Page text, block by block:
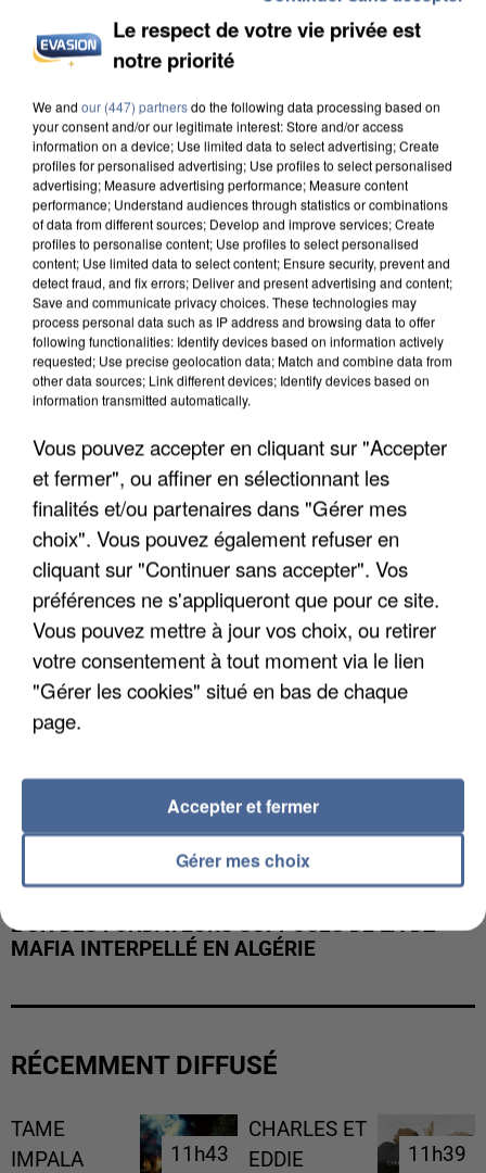
DE SOLIDARITÉ AVEC LES...
APRÈS TOUTES CES CANICULES, LES REFUGES
DE FAUNE SAUVAGE SONT...
L’UN DES FONDATEURS SUPPOSÉS DE LA DZ
MAFIA INTERPELLÉ EN ALGÉRIE
RÉCEMMENT DIFFUSÉ
TAME
IMPALA
11h43
11h43
CHARLES ET
EDDIE
11h39
11h39
Le respect de votre vie privée est
notre priorité
We and our (447) partnersdo the following data processing based on
your consent and/or our legitimate interest: Store and/or access
information on a device; Use limited data to select advertising; Create
profiles for personalised advertising; Use profiles to select personalised
advertising; Measure advertising performance; Measure content
performance; Understand audiences through statistics or combinations
of data from different sources; Develop and improve services; Create
profiles to personalise content; Use profiles to select personalised
content; Use limited data to select content; Ensure security, prevent and
detect fraud, and fix errors; Deliver and present advertising and content;
Save and communicate privacy choices. These technologies may
process personal data such as IP address and browsing data to offer
following functionalities: Identify devices based on information actively
requested; Use precise geolocation data; Match and combine data from
other data sources; Link different devices; Identify devices based on
information transmitted automatically.
Vous pouvez accepter en cliquant sur "Accepter
et fermer", ou affiner en sélectionnant les
finalités et/ou partenaires dans "Gérer mes
choix". Vous pouvez également refuser en
cliquant sur "Continuer sans accepter". Vos
préférences ne s'appliqueront que pour ce site.
Vous pouvez mettre à jour vos choix, ou retirer
votre consentement à tout moment via le lien
"Gérer les cookies" situé en bas de chaque
page.
Gérer mes choix
Accepter et fermer